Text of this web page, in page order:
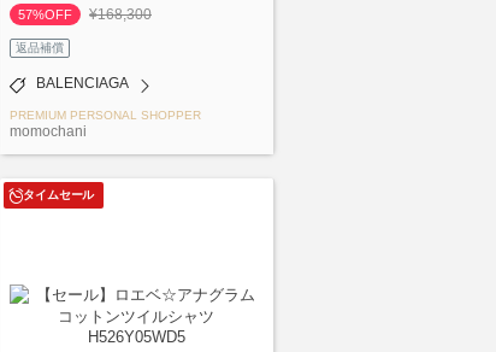
57%OFF
¥168,300
返品補償
BALENCIAGA
PREMIUM PERSONAL SHOPPER
momochani
タイムセール